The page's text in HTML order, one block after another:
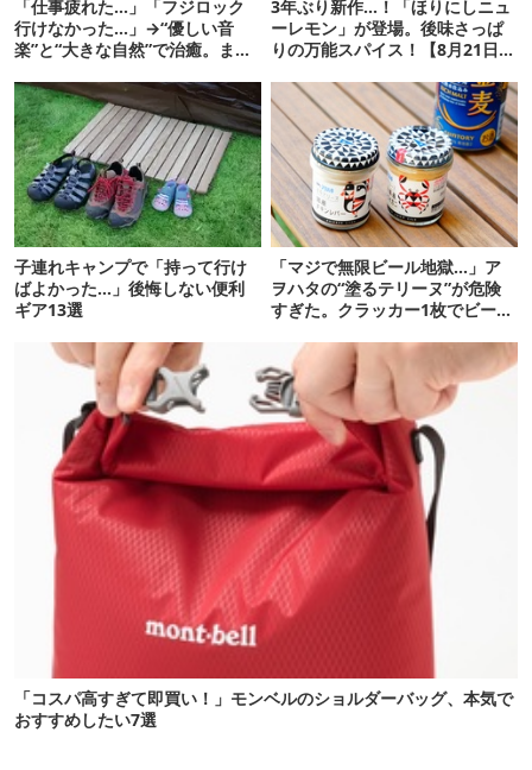
「仕事疲れた…」「フジロック
行けなかった…」→“優しい音
楽”と“大きな自然”で治癒。まだ
3年ぶり新作…！「ほりにしニュ
ーレモン」が登場。後味さっぱ
りの万能スパイス！【8月21日発
子連れキャンプで「持って行け
ばよかった…」後悔しない便利
ギア13選
「マジで無限ビール地獄…」ア
ヲハタの“塗るテリーヌ”が危険
すぎた。クラッカー1枚でビール
「コスパ高すぎて即買い！」モンベルのショルダーバッグ、本気で
おすすめしたい7選